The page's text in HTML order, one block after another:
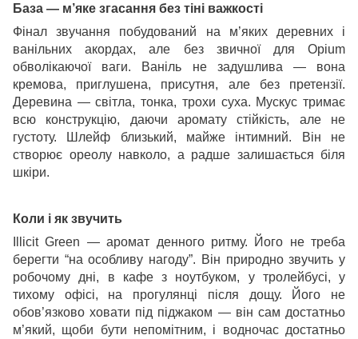
База — м’яке згасання без тіні важкості
Фінал звучання побудований на м’яких деревних і
ванільних акордах, але без звичної для Opium
обволікаючої ваги. Ваніль не задушлива — вона
кремова, приглушена, присутня, але без претензії.
Деревина — світла, тонка, трохи суха. Мускус тримає
всю конструкцію, даючи аромату стійкість, але не
густоту. Шлейф близький, майже інтимний. Він не
створює ореолу навколо, а радше залишається біля
шкіри.
Коли і як звучить
Illicit Green — аромат денного ритму. Його не треба
берегти “на особливу нагоду”. Він природно звучить у
робочому дні, в кафе з ноутбуком, у тролейбусі, у
тихому офісі, на прогулянці після дощу. Його не
обов’язково ховати під піджаком — він сам достатньо
м’який, щоби бути непомітним, і водночас достатньо